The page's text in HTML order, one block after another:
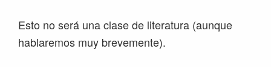
Esto no será una clase de literatura (aunque
hablaremos muy brevemente).